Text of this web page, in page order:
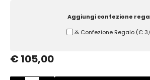
Aggiungi confezione
Ⰶ Confezione Regalo (€
€ 105,00
Tovagliette Americane & Sottopiatti
Vassoi
Zuccheriere